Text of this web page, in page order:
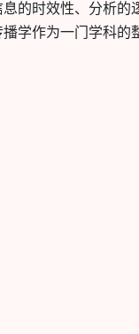
的时效性、分析的
学作为一门学科的